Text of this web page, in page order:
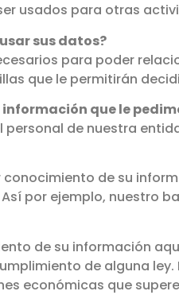
usados para otras
sus datos?
para poder
que le permitirán
información que le
personal de nuestra
de su
por ejemplo, nuestro
de su información
de alguna
económicas que